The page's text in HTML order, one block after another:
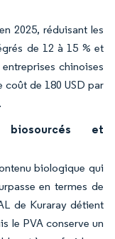
2025, réduisant les
de 12 à 15 % et
chinoises
de 180 USD par
et
biologique qui
en termes de
de Kuraray détient
le PVA conserve un